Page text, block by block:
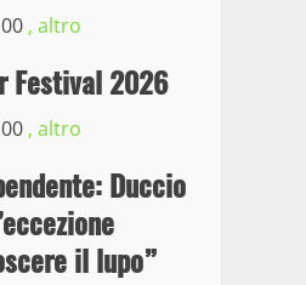
, altro
Festival 2026
, altro
Duccio
il lupo”
Baseball supera
2023
di Stato arresta
seriale delle auto
a Viterbo
Maggio 2023